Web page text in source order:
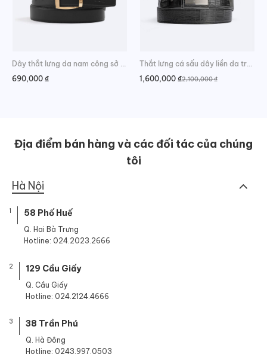
690,000 ₫
Thắt lưng cá sấu dây liền da trơn phong cách
2,100,000₫
Giá
1,600,000 ₫
Giá
Địa điểm bán hàng và các đối tác của chúng
tôi
Hà Nội
1 58 Phố Huế
Q. Hai Bà Trưng
Hotline: 024.2023.2666
2 129 Cầu Giấy
Q. Cầu Giấy
Hotline: 024.2124.4666
3 38 Trần Phú
Q. Hà Đông
Hotline: 0243.997.0503